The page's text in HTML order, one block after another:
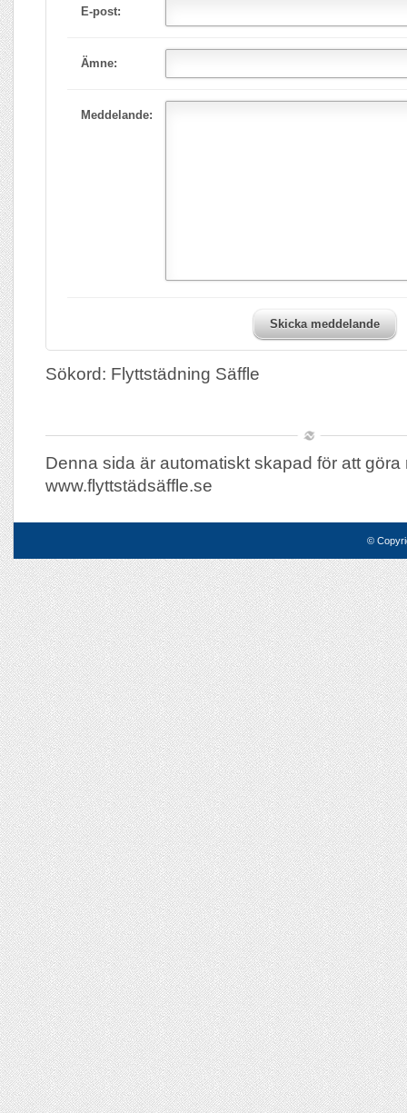
E-post:
Ämne:
Meddelande:
Skicka meddelande
Sökord: Flyttstädning Säffle
Denna sida är automatiskt skapad för att göra
www.flyttstädsäffle.se
©